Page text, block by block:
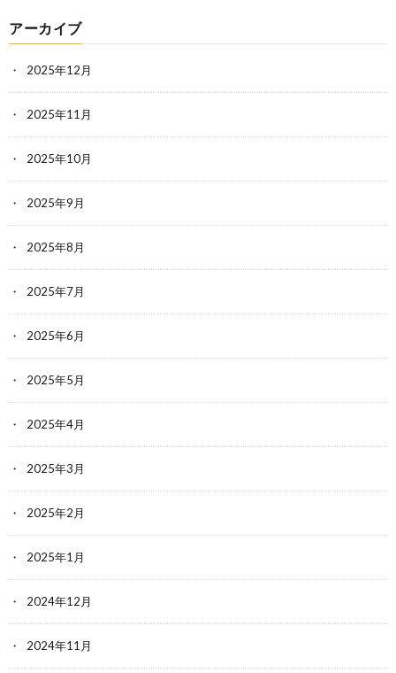
アーカイブ
2025年12月
2025年11月
2025年10月
2025年9月
2025年8月
2025年7月
2025年6月
2025年5月
2025年4月
2025年3月
2025年2月
2025年1月
2024年12月
2024年11月